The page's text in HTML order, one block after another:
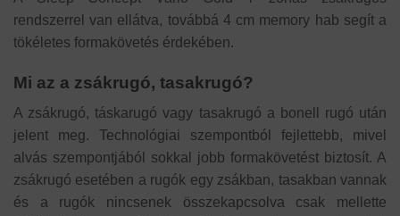
rendszerrel van ellátva, továbbá 4 cm memory hab segít a
tökéletes formakövetés érdekében.
Mi az a zsákrugó, tasakrugó?
A zsákrugó, táskarugó vagy tasakrugó a bonell rugó után
jelent meg. Technológiai szempontból fejlettebb, mivel
alvás szempontjából sokkal jobb formakövetést biztosít. A
zsákrugó esetében a rugók egy zsákban, tasakban vannak
és a rugók nincsenek összekapcsolva csak mellette